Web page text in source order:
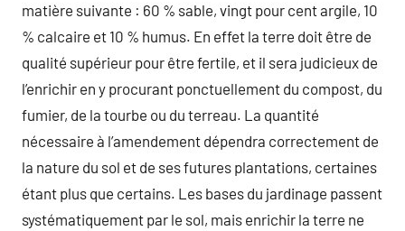
matière suivante : 60 % sable, vingt pour cent argile, 10
% calcaire et 10 % humus. En effet la terre doit être de
qualité supérieur pour être fertile, et il sera judicieux de
l’enrichir en y procurant ponctuellement du compost, du
fumier, de la tourbe ou du terreau. La quantité
nécessaire à l’amendement dépendra correctement de
la nature du sol et de ses futures plantations, certaines
étant plus que certains. Les bases du jardinage passent
systématiquement par le sol, mais enrichir la terre ne